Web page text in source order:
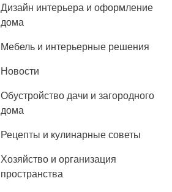
Дизайн интерьера и оформление
дома
Мебель и интерьерные решения
Новости
Обустройство дачи и загородного
дома
Рецепты и кулинарные советы
Хозяйство и организация
пространства